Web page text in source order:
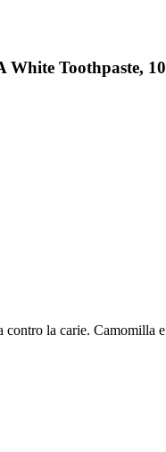
White Toothpaste,
la carie. Camomilla